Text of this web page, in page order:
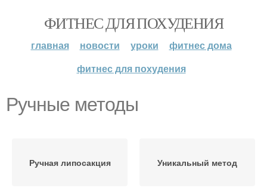
ФИТНЕС ДЛЯ ПОХУДЕНИЯ
главная новости уроки
фитнес дома
фитнес для похудения
Ручные методы
Ручная липосакция Уникальный метод